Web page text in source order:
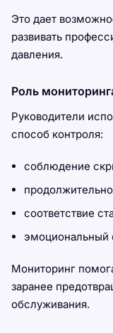
Это дает
развивать
давления.
Роль
Руководители
способ контроля:
соблюдение
соответствие
эмоциональный
Мониторинг
заранее
обслуживания.